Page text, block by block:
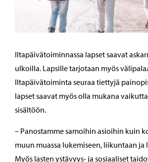
Iltapäivätoiminnassa lapset saavat
ulkoilla. Lapsille tarjotaan myös
Iltapäivätoiminta seuraa tiettyjä
lapset saavat myös olla mukana
sisältöön.
– Panostamme samoihin asioihin kuin
muun muassa lukemiseen, liikuntaan
Myös lasten ystävyys- ja sosiaaliset